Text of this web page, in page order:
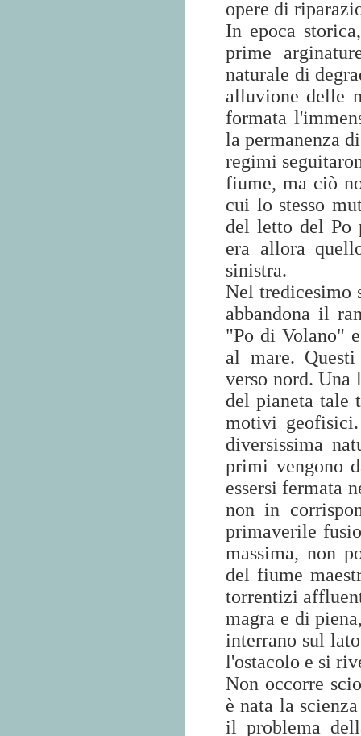
opere di
In epoca
prime
naturale di
alluvione delle
formata
la permanenza
regimi
fiume, ma ciò
cui lo stesso
del letto del Po
era allora
sinistra.
Nel tredicesimo
abbandona il
"Po di Volano"
al mare.
verso nord.
del pianeta tale
motivi
diversissima
primi vengono
essersi fermata
non in
primaverile
massima, non
del fiume
torrentizi
magra e di
interrano sul
l'ostacolo e si
Non occorre
è nata la
il problema